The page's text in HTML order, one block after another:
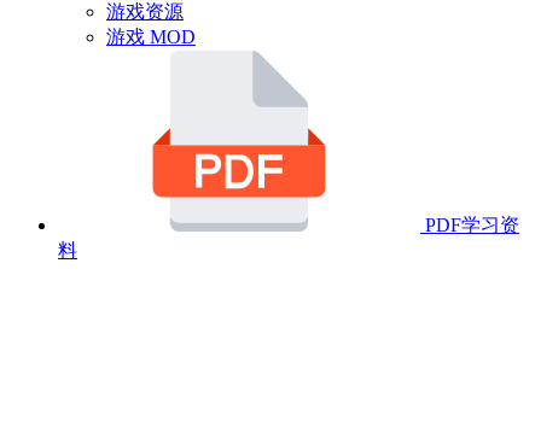
游戏资源
游戏 MOD
PDF学习资
料